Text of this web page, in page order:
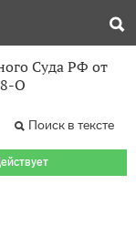
Суда РФ от
О
Поиск в тексте